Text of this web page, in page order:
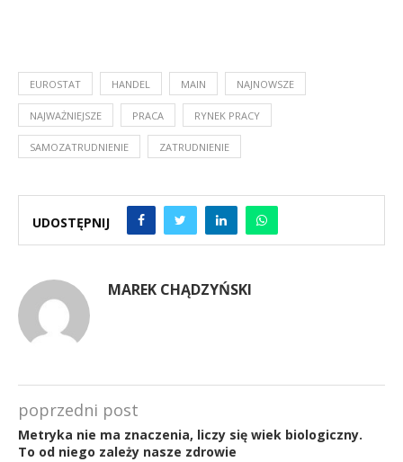
EUROSTAT HANDEL MAIN NAJNOWSZE
NAJWAŻNIEJSZE PRACA RYNEK PRACY
SAMOZATRUDNIENIE ZATRUDNIENIE
UDOSTĘPNIJ
MAREK CHĄDZYŃSKI
poprzedni post
Metryka nie ma znaczenia, liczy się wiek biologiczny.
To od niego zależy nasze zdrowie